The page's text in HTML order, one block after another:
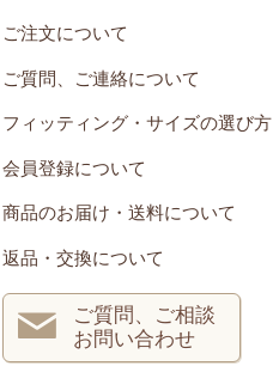
ご注文について
ご質問、ご連絡について
フィッティング・サイズの選び方
会員登録について
商品のお届け・送料について
返品・交換について
ご質問、ご相談
お問い合わせ